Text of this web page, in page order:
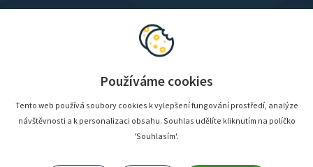
Biatlon Brno
Používáme cookies
Tento web používá soubory cookies k vylepšení fungování prostředí, analýze
návštěvnosti a k personalizaci obsahu. Souhlas udělíte kliknutím na políčko
'Souhlasím'.